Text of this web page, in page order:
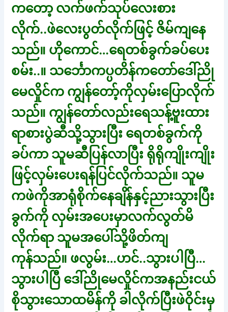
ကတော့ လက်ဖက်သုပ်လေးစား
လိုက်..ဖဲလေးပွတ်လိုက်ဖြင့် ဇိမ်ကျနေ
သည်။ ဟိုကောင်…ရေတစ်ခွက်ခပ်ပေး
စမ်း..။ သင်္ဘောကပ္ပတိန်ကတော်ဒေါ်ညို
မေလှိုင်က ကျွန်တော့်ကိုလှမ်းပြောလိုက်
သည်။ ကျွန်တော်လည်းရေသန့်ဗူးထား
ရာစားပွဲဆီသို့သွားပြီး ရေတစ်ခွက်ကို
ခပ်ကာ သူမဆီပြန်လာပြီး ရိုရိုကျိုးကျိုး
ဖြင့်လှမ်းပေးရန်ပြင်လိုက်သည်။ သူမ
ကဖဲကိုအာရုံစိုက်နေချိန်နှင့်ညားသွားပြီး
ခွက်ကို လှမ်းအပေးမှာလက်လွတ်မိ
လိုက်ရာ သူမအပေါ်သို့ဖိတ်ကျ
ကုန်သည်။ ဖလွမ်း…ဟင်..သွားပါပြီ…
သွားပါပြီ ဒေါ်ညိုမေလှိုင်ကအနည်းငယ်
စိုသွားသောထမိန်ကို ခါလိုက်ပြီးဖဲဝိုင်းမှ